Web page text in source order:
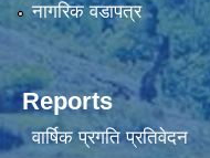
नागरिक वडापत्र
Reports
वार्षिक प्रगति प्रतिवेदन